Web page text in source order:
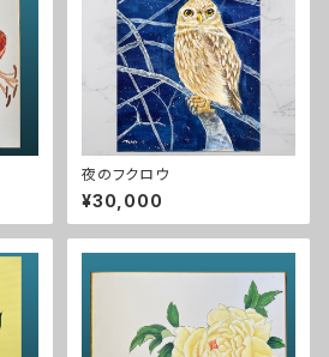
夜のフクロウ
¥30,000